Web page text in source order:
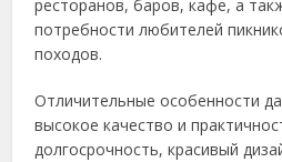
ресторанов, баров, кафе, а
потребности любителей
походов.
Отличительные особенности
высокое качество и
долгосрочность, красивый